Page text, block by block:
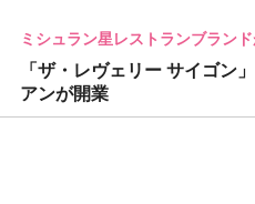
ミシュラン星レストランブラン
「ザ・レヴェリー サイゴン
アンが開業